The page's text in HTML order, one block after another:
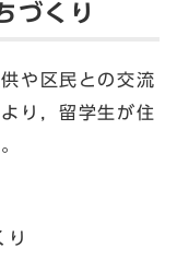
づくり
や区民との交流
り，留学生が住
り